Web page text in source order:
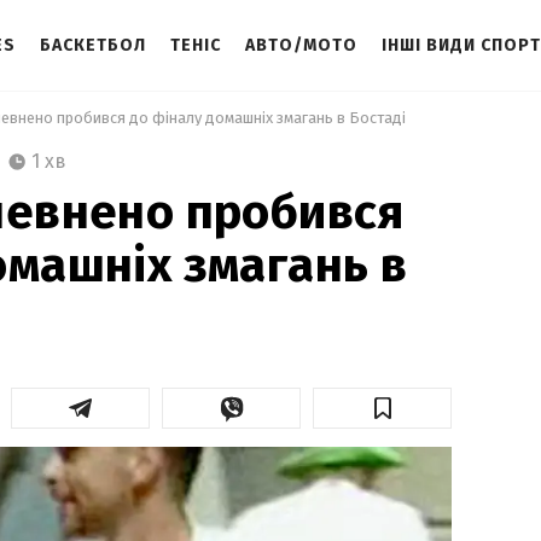
БАСКЕТБОЛ ТЕНІС АВТО/МОТО ІНШІ ВИДИ
пробився до фіналу домашніх змагань в Бостаді
1 хв
пробився
змагань в